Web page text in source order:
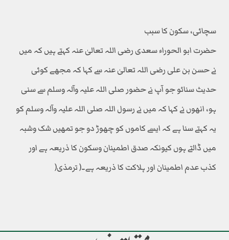
سچائی، سکون کا سبب
حضرت ابو الحوراء سعدی رضی اللہ تعالیٰ عنہ کہتے ہیں کہ میں
نے حسن بن علی رضی اللہ تعالیٰ عنہ سے کہا کہ مجھے کوئی
حدیث سنائو جو آپ نے حضور صلی اللہ علیہ وآلہ وسلم سے سنی
ہو، انھوں نے کہا کہ میں نے رسول اللہ صلی اللہ علیہ وآلہ وسلم کو
یہ کہتے سنا ہے کہ ایسے کاموں کو چھوڑ دو جو تمھیں شک وشبہ
میں ڈالتے ہوں کیونکہ صدق اطمینان وسکون کا ذریعہ ہے اور
کذب عدم اطمینان اور ہلاکت کا ذریعہ ہے۔( ترمذی(